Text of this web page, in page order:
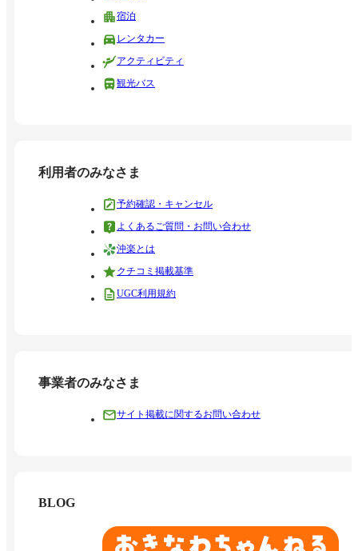
宿泊
レンタカー
アクティビティ
観光バス
利用者のみなさま
予約確認・キャンセル
よくあるご質問・お問い合わせ
沖楽とは
クチコミ掲載基準
UGC利用規約
事業者のみなさま
サイト掲載に関するお問い合わせ
BLOG